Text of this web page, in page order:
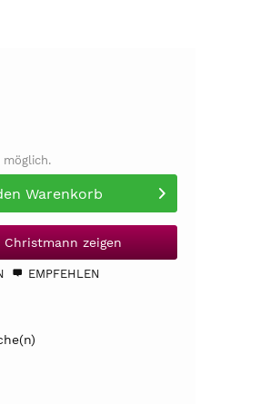
möglich.
Warenkorb
Christmann zeigen
EMPFEHLEN